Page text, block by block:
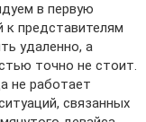
в первую
к представителям
удаленно, а
точно не стоит.
не работает
связанных